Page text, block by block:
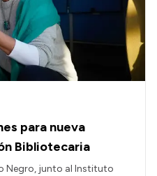
para nueva
Bibliotecaria
Negro, junto al Instituto